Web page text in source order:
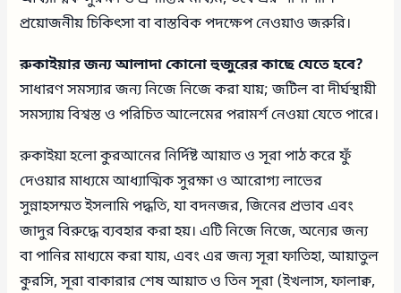
প্রয়োজনীয় চিকিৎসা বা বাস্তবিক পদক্ষেপ নেওয়াও জরুরি।
রুকাইয়ার জন্য আলাদা কোনো হুজুরের কাছে যেতে হবে?
সাধারণ সমস্যার জন্য নিজে নিজে করা যায়; জটিল বা দীর্ঘস্থায়ী
সমস্যায় বিশ্বস্ত ও পরিচিত আলেমের পরামর্শ নেওয়া যেতে পারে।
রুকাইয়া হলো কুরআনের নির্দিষ্ট আয়াত ও সূরা পাঠ করে ফুঁ
দেওয়ার মাধ্যমে আধ্যাত্মিক সুরক্ষা ও আরোগ্য লাভের
সুন্নাহসম্মত ইসলামি পদ্ধতি, যা বদনজর, জিনের প্রভাব এবং
জাদুর বিরুদ্ধে ব্যবহার করা হয়। এটি নিজে নিজে, অন্যের জন্য
বা পানির মাধ্যমে করা যায়, এবং এর জন্য সূরা ফাতিহা, আয়াতুল
কুরসি, সূরা বাকারার শেষ আয়াত ও তিন সূরা (ইখলাস, ফালাক্ব,